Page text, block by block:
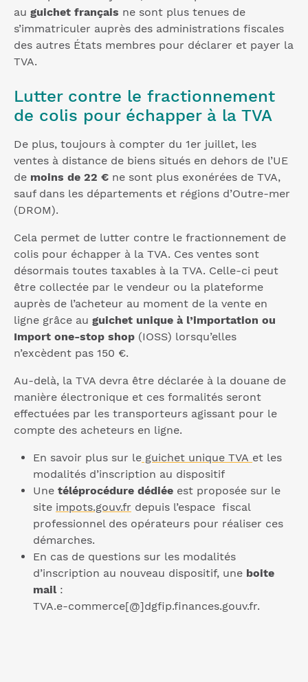
au guichet français ne sont plus tenues de
s’immatriculer auprès des administrations fiscales
des autres États membres pour déclarer et payer la
TVA.
Lutter contre le fractionnement
de colis pour échapper à la TVA
De plus, toujours à compter du 1er juillet, les
ventes à distance de biens situés en dehors de l’UE
de moins de 22 € ne sont plus exonérées de TVA,
sauf dans les départements et régions d’Outre-mer
(DROM).
Cela permet de lutter contre le fractionnement de
colis pour échapper à la TVA. Ces ventes sont
désormais toutes taxables à la TVA. Celle-ci peut
être collectée par le vendeur ou la plateforme
auprès de l’acheteur au moment de la vente en
ligne grâce au guichet unique à l’importation ou
Import one-stop shop (IOSS) lorsqu’elles
n’excèdent pas 150 €.
Au-delà, la TVA devra être déclarée à la douane de
manière électronique et ces formalités seront
effectuées par les transporteurs agissant pour le
compte des acheteurs en ligne.
En savoir plus sur le guichet unique TVA et les
modalités d’inscription au dispositif
Une téléprocédure dédiée est proposée sur le
site impots.gouv.fr depuis l’espace fiscal
professionnel des opérateurs pour réaliser ces
démarches.
En cas de questions sur les modalités
d’inscription au nouveau dispositif, une boite
mail :
TVA.e-commerce[@]dgfip.finances.gouv.fr.